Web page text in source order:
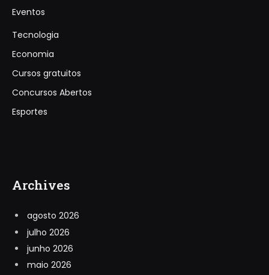
Eventos
Tecnologia
Economia
Cursos gratuitos
Concursos Abertos
Esportes
Archives
agosto 2026
julho 2026
junho 2026
maio 2026